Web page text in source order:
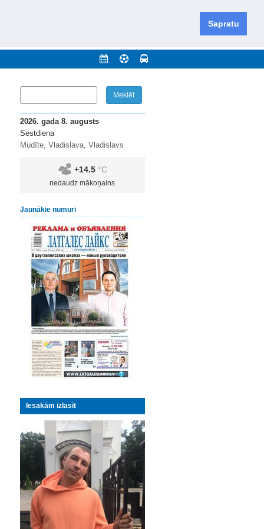
Sapratu
novadu un apkārtējos novadus un pilsētas.
2026. gada 8. augusts
Sestdiena
Mudīte, Vladislava, Vladislavs
+14.5 °C
nedaudz mākoņains
Jaunākie numuri
Iesakām izlasīt